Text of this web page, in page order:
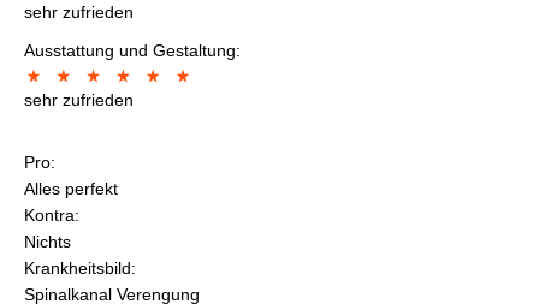
sehr zufrieden
Ausstattung und Gestaltung:
sehr zufrieden
Pro:
Alles perfekt
Kontra:
Nichts
Krankheitsbild:
Spinalkanal Verengung